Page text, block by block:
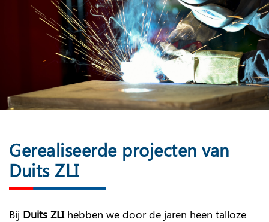
Gerealiseerde projecten van
Duits ZLI
Bij Duits ZLIhebben we door de jaren heen talloze